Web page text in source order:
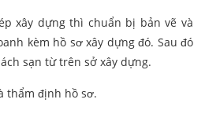
xây dựng thì chuẩn bị bản vẽ và
kèm hồ sơ xây dựng đó. Sau đó
sạn từ trên sở xây dựng.
thẩm định hồ sơ.